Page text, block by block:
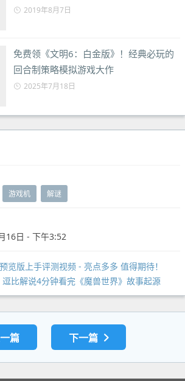
2019年8月7日
免费领《文明6：白金版》！经典必玩的
回合制策略模拟游戏大作
2025年7月18日
游戏机 解谜
16日 - 下午3:52
览版上手评测视频 - 亮点多多 值得期待！
比解说4分钟看完《魔兽世界》故事起源
篇 下一篇